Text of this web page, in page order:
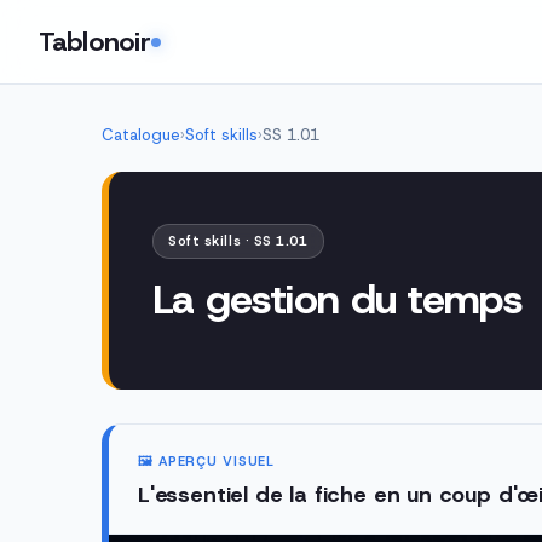
Tablonoir
Catalogue›Soft skills›SS 1.01
Soft skills · SS 1.01
La gestion du temps
🖼️ APERÇU VISUEL
L'essentiel de la fiche en un coup